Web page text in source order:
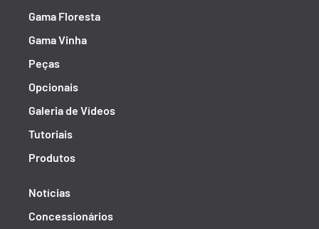
Gama Floresta
Gama Vinha
Peças
Opcionais
Galeria de Vídeos
Tutoriais
Produtos
Notícias
Concessionários